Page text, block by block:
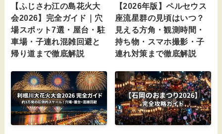
【ふじさわ江の島花火大
会2026】完全ガイド｜穴
場スポット7選・屋台・駐
車場・子連れ混雑回避と
帰り道まで徹底解説
【2026年版】ペルセウス
座流星群の見頃はいつ？
見える方角・観測時間・
持ち物・スマホ撮影・子
連れ対策まで徹底解説